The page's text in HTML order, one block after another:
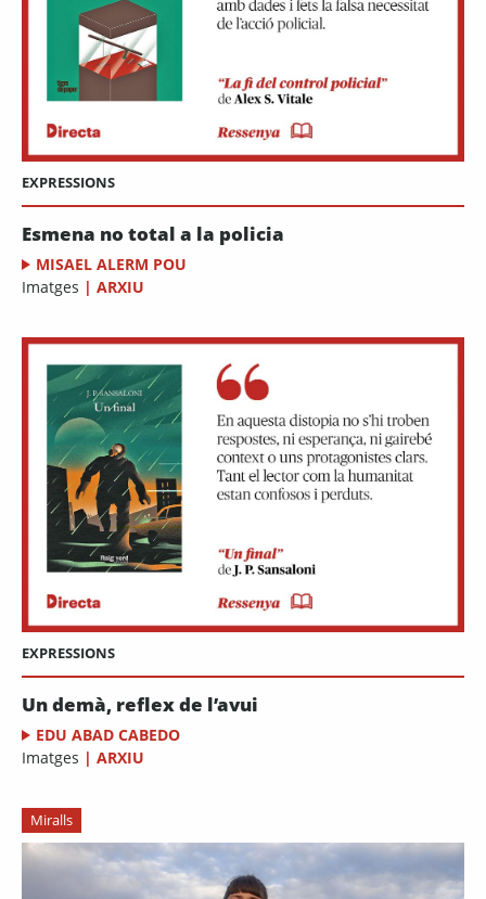
EXPRESSIONS
Esmena no total a la policia
MISAEL ALERM POU
Imatges | ARXIU
EXPRESSIONS
Un demà, reflex de l’avui
EDU ABAD CABEDO
Imatges | ARXIU
Miralls